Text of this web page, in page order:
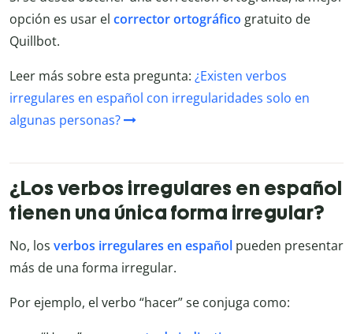
opción es usar el corrector ortográfico gratuito de
Quillbot.
Leer más sobre esta pregunta: ¿Existen verbos
irregulares en español con irregularidades solo en
algunas personas?
¿Los verbos irregulares en español
tienen una única forma irregular?
No, los verbos irregulares en español pueden presentar
más de una forma irregular.
Por ejemplo, el verbo “hacer” se conjuga como: